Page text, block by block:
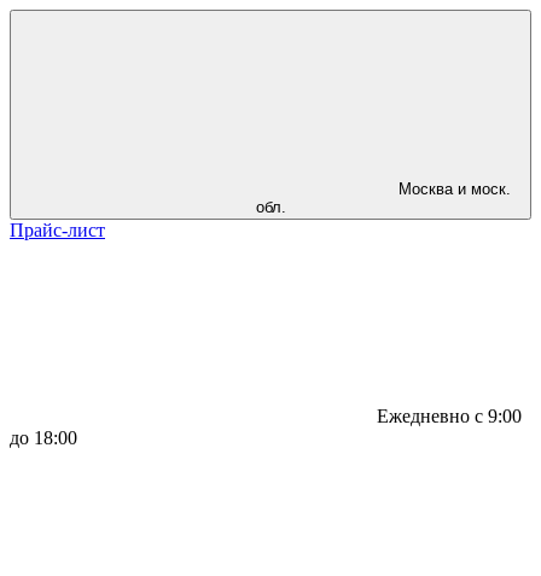
Москва и моск.
обл.
Прайс-лист
Ежедневно с 9:00
до 18:00